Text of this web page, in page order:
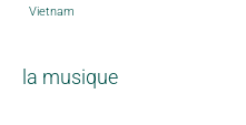
Vietnam
la musique